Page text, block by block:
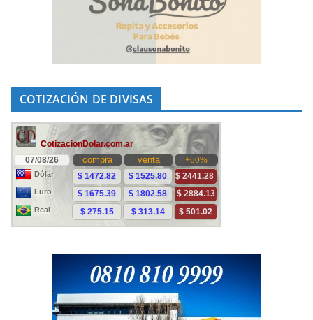
COTIZACIÓN DE DIVISAS